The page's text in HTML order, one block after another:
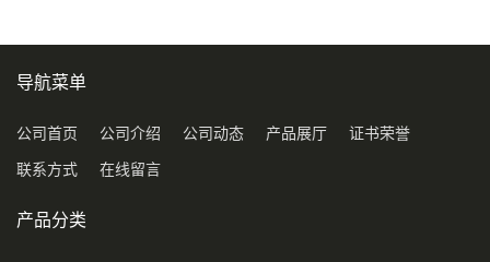
导航菜单
公司首页 公司介绍 公司动态 产品展厅 证书荣誉
联系方式 在线留言
产品分类